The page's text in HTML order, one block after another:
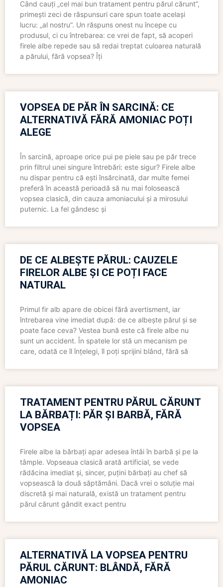
Când cauți „cel mai bun tratament pentru părul cărunt”,
primești zeci de răspunsuri care spun toate același
lucru: „al nostru”. Un răspuns onest nu începe cu
produsul, ci cu întrebarea: ce vrei de fapt, să acoperi
firele albe repede sau să redai treptat culoarea naturală
a părului, fără vopsea? Îți
VOPSEA DE PĂR ÎN SARCINĂ: CE
ALTERNATIVĂ FĂRĂ AMONIAC POȚI
ALEGE
În sarcină, aproape orice pui pe piele sau pe păr trece
prin filtrul unei singure întrebări: este sigur? Firele albe
nu dispar pentru că ești însărcinată, dar multe femei
preferă în această perioadă să nu mai folosească
vopsea clasică, din cauza amoniacului și a mirosului
puternic. La fel gândesc și
DE CE ALBEȘTE PĂRUL: CAUZELE
FIRELOR ALBE ȘI CE POȚI FACE
NATURAL
Primul fir alb apare de obicei fără avertisment, iar
întrebarea vine imediat după: de ce albește părul și se
poate face ceva? Vestea bună este că firele albe nu
sunt un accident. În spatele lor stă un mecanism pe
care, odată ce îl înțelegi, îl poți sprijini blând, fără să
TRATAMENT PENTRU PĂRUL CĂRUNT
LA BĂRBAȚI: PĂR ȘI BARBĂ, FĂRĂ
VOPSEA
Firele albe la bărbați apar adesea întâi în barbă și pe la
tâmple. Vopseaua clasică arată artificial, se vede
rădăcina imediat și, sincer, puțini bărbați au chef să
vopsească la două săptămâni. Dacă vrei o soluție mai
discretă și mai naturală, există un tratament pentru
părul cărunt gândit exact pentru
ALTERNATIVĂ LA VOPSEA PENTRU
PĂRUL CĂRUNT: BLÂNDĂ, FĂRĂ
AMONIAC